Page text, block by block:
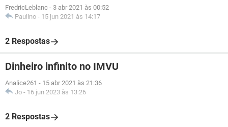
FredricLeblanc - 3 abr 2021 às 00:52
Paulino - 15 jun 2021 às 14:17
2 Respostas
Dinheiro infinito no IMVU
Analice261 - 15 abr 2021 às 21:36
Jo - 16 jun 2023 às 13:26
2 Respostas